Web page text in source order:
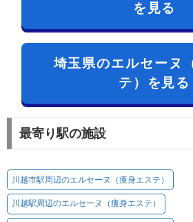
を見る
埼玉県のエルセーヌ
テ）を見る
最寄り駅の施設
川越市駅周辺のエルセーヌ（痩身エステ）
川越駅周辺のエルセーヌ（痩身エステ）